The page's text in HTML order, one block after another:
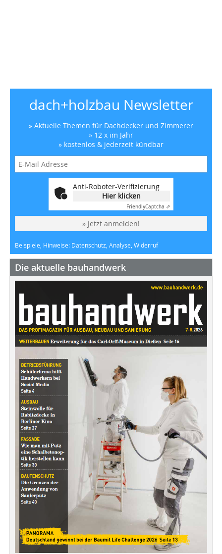
dach+holzbau Newsletter
» Aktuelle Themen für Dachdecker und Zimmerer
» 12 x im Jahr
» kostenlos & jederzeit kündbar
Anti-Roboter-Verifizierung
Hier klicken
FriendlyCaptcha ⇗
» Jetzt anmelden!
Beispiele, Hinweise: Datenschutz, Analyse, Widerruf
Die aktuelle bauhandwerk